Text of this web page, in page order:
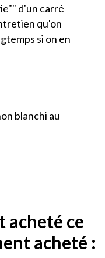
d'un carré
qu'on
si on en
blanchi au
acheté ce
acheté :